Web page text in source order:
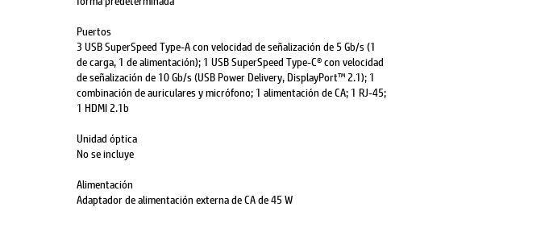
Puertos
3 USB SuperSpeed Type-A con velocidad de señalización de 5 Gb/s (1
de carga, 1 de alimentación); 1 USB SuperSpeed Type-C® con velocidad
de señalización de 10 Gb/s (USB Power Delivery, DisplayPort™ 2.1); 1
combinación de auriculares y micrófono; 1 alimentación de CA; 1 RJ-45;
1 HDMI 2.1b
Unidad óptica
No se incluye
Alimentación
Adaptador de alimentación externa de CA de 45 W